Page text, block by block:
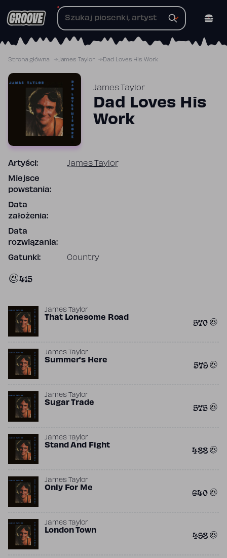
do
Strona główna James Taylor Dad Loves His Work
James Taylor
Dad Loves His
Work
Artyści: James Taylor
Miejsce
powstania:
Data
założenia:
Data
rozwiązania:
Gatunki: Country
415
James Taylor
That Lonesome Road 570
James Taylor
Summer's Here 579
James Taylor
Sugar Trade 575
James Taylor
Stand And Fight 488
James Taylor
Only For Me 640
James Taylor
London Town 498